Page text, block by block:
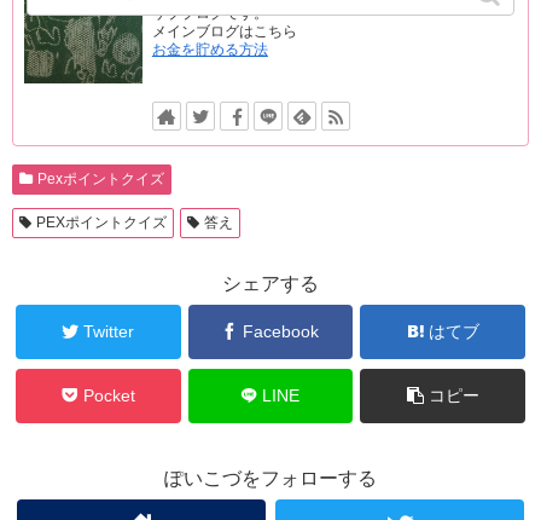
サブブログです。
メインブログはこちら
お金を貯める方法
Pexポイントクイズ
PEXポイントクイズ 答え
シェアする
Twitter Facebook はてブ
Pocket LINE コピー
ぽいこづをフォローする